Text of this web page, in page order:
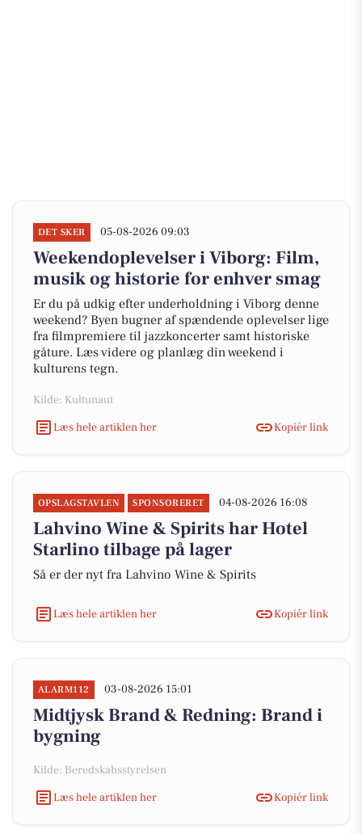
DET SKER 05-08-2026 09:03
Weekendoplevelser i Viborg: Film,
musik og historie for enhver smag
Er du på udkig efter underholdning i Viborg denne
weekend? Byen bugner af spændende oplevelser lige
fra filmpremiere til jazzkoncerter samt historiske
gåture. Læs videre og planlæg din weekend i
kulturens tegn.
Kilde: Kultunaut
Læs hele artiklen her
Kopiér link
OPSLAGSTAVLEN SPONSORERET 04-08-2026 16:08
Lahvino Wine & Spirits har Hotel
Starlino tilbage på lager
Så er der nyt fra Lahvino Wine & Spirits
Læs hele artiklen her Kopiér link
ALARM112 03-08-2026 15:01
Midtjysk Brand & Redning: Brand i
bygning
Kilde: Beredskabsstyrelsen
Læs hele artiklen her
Kopiér link